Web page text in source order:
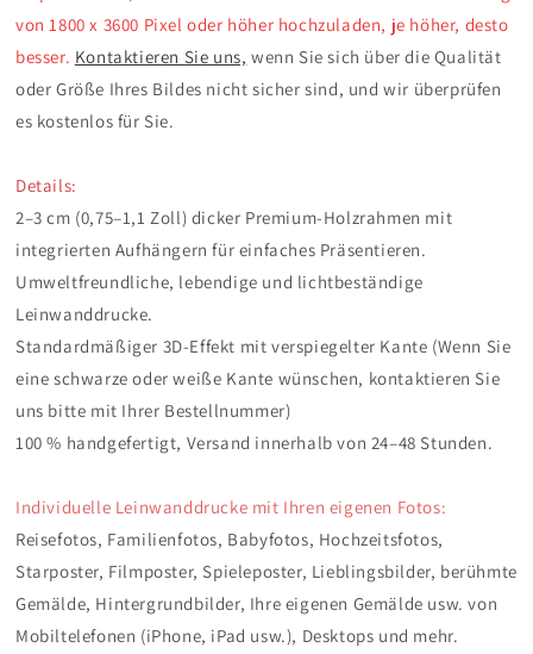
von 1800 x 3600 Pixel oder höher hochzuladen, je höher, desto
besser. Kontaktieren Sie uns, wenn Sie sich über die Qualität
oder Größe Ihres Bildes nicht sicher sind, und wir überprüfen
es kostenlos für Sie.
Details:
2–3 cm (0,75–1,1 Zoll) dicker Premium-Holzrahmen mit
integrierten Aufhängern für einfaches Präsentieren.
Umweltfreundliche, lebendige und lichtbeständige
Leinwanddrucke.
Standardmäßiger 3D-Effekt mit verspiegelter Kante (Wenn Sie
eine schwarze oder weiße Kante wünschen, kontaktieren Sie
uns bitte mit Ihrer Bestellnummer)
100 % handgefertigt, Versand innerhalb von 24–48 Stunden.
Individuelle Leinwanddrucke mit Ihren eigenen Fotos:
Reisefotos, Familienfotos, Babyfotos, Hochzeitsfotos,
Starposter, Filmposter, Spieleposter, Lieblingsbilder, berühmte
Gemälde, Hintergrundbilder, Ihre eigenen Gemälde usw. von
Mobiltelefonen (iPhone, iPad usw.), Desktops und mehr.